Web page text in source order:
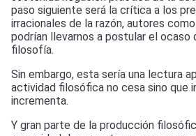
paso siguiente será la crítica a los
irracionales de la razón, autores
podrían llevarnos a postular el ocaso
filosofía.
Sin embargo, esta sería una lectura
actividad filosófica no cesa sino que
incrementa.
Y gran parte de la producción